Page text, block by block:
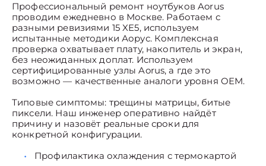
Профессиональный ремонт ноутбуков Aorus
проводим ежедневно в Москве. Работаем с
разными ревизиями 15 XE5, используем
испытанные методики Аорус. Комплексная
проверка охватывает плату, накопитель и экран,
без неожиданных доплат. Используем
сертифицированные узлы Aorus, а где это
возможно — качественные аналоги уровня OEM.
Типовые симптомы: трещины матрицы, битые
пиксели. Наш инженер оперативно найдёт
причину и назовёт реальные сроки для
конкретной конфигурации.
Профилактика охлаждения с термокартой